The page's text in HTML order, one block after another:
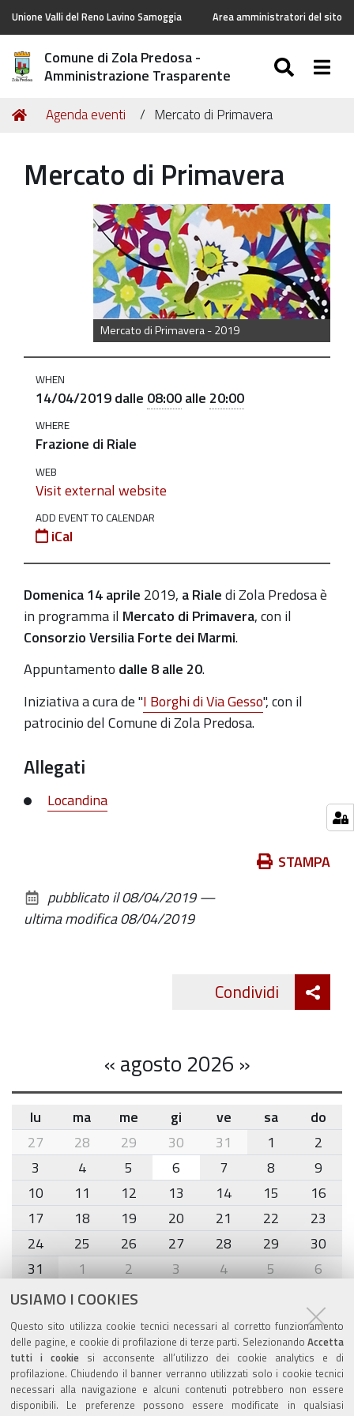
USIAMO I COOKIES
Questo sito utilizza cookie tecnici necessari al corretto funzionamento
delle pagine, e cookie di profilazione di terze parti. Selezionando Accetta
tutti i cookiesi acconsente all’utilizzo dei cookie analytics e di
profilazione. Chiudendo il banner verranno utilizzati solo i cookie tecnici
necessari alla navigazione e alcuni contenuti potrebbero non essere
disponibili. Le preferenze possono essere modificate in qualsiasi
Unione Valli del Reno Lavino Samoggia Area amministratori del sito
Comune di Zola Predosa -
Amministrazione Trasparente
Tu
Home
Agenda eventi Mercato di Primavera
Mercato di Primavera
Mercato di Primavera - 2019
https://old.comune.zolapredosa.bo.it/events/mercato-
2019-
04-
14T08:00:00+02:00
2019-
04-
14T20:00:00+02:00
WHEN
14/04/2019dalle 08:00alle 20:00
WHERE
Frazione di Riale
WEB
Visit external website
ADD EVENT TO CALENDAR
iCal
Domenica 14 aprile 2019, a Rialedi Zola Predosa è
in programma il Mercato di Primavera, con il
Consorzio Versilia Forte dei Marmi.
Appuntamento dalle 8 alle 20.
Iniziativa a cura de "I Borghi di Via Gesso", con il
patrocinio del Comune di Zola Predosa.
Allegati
Locandina
documento
STAMPA
pubblicato il08/04/2019—
ultima modifica08/04/2019
Condividi
«agosto 2026 »
month-
8
lu ma me gi ve sa
do
27
28 29 30 31 1
2
3
4 5 6 7 8
9
10
11 12 13 14 15
16
17
18 19 20 21 22
23
24
25 26 27 28 29
30
31
1 2 3 4 5 6
Agenda eventi
torna alla sezione